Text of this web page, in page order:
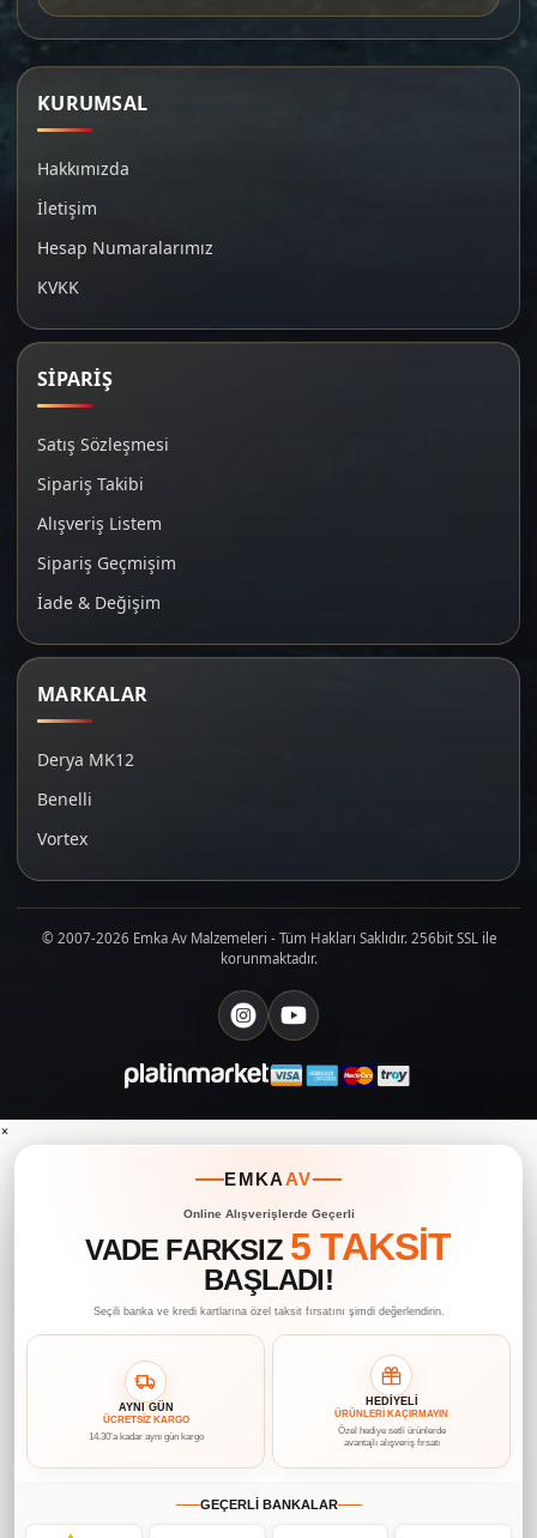
KURUMSAL
Hakkımızda
İletişim
Hesap Numaralarımız
KVKK
SİPARİŞ
Satış Sözleşmesi
Sipariş Takibi
Alışveriş Listem
Sipariş Geçmişim
İade & Değişim
MARKALAR
Derya MK12
Benelli
Vortex
© 2007-2026 Emka Av Malzemeleri - Tüm Hakları Saklıdır. 256bit SSL ile
korunmaktadır.
×
EMKAAV
Online Alışverişlerde Geçerli
VADE FARKSIZ 5 TAKSİT
BAŞLADI!
Seçili banka ve kredi kartlarına özel taksit fırsatını şimdi değerlendirin.
AYNI GÜN
ÜCRETSİZ KARGO
14.30’a kadar aynı gün kargo
HEDİYELİ
ÜRÜNLERİ KAÇIRMAYIN
Özel hediye setli ürünlerde
avantajlı alışveriş fırsatı
GEÇERLİ BANKALAR